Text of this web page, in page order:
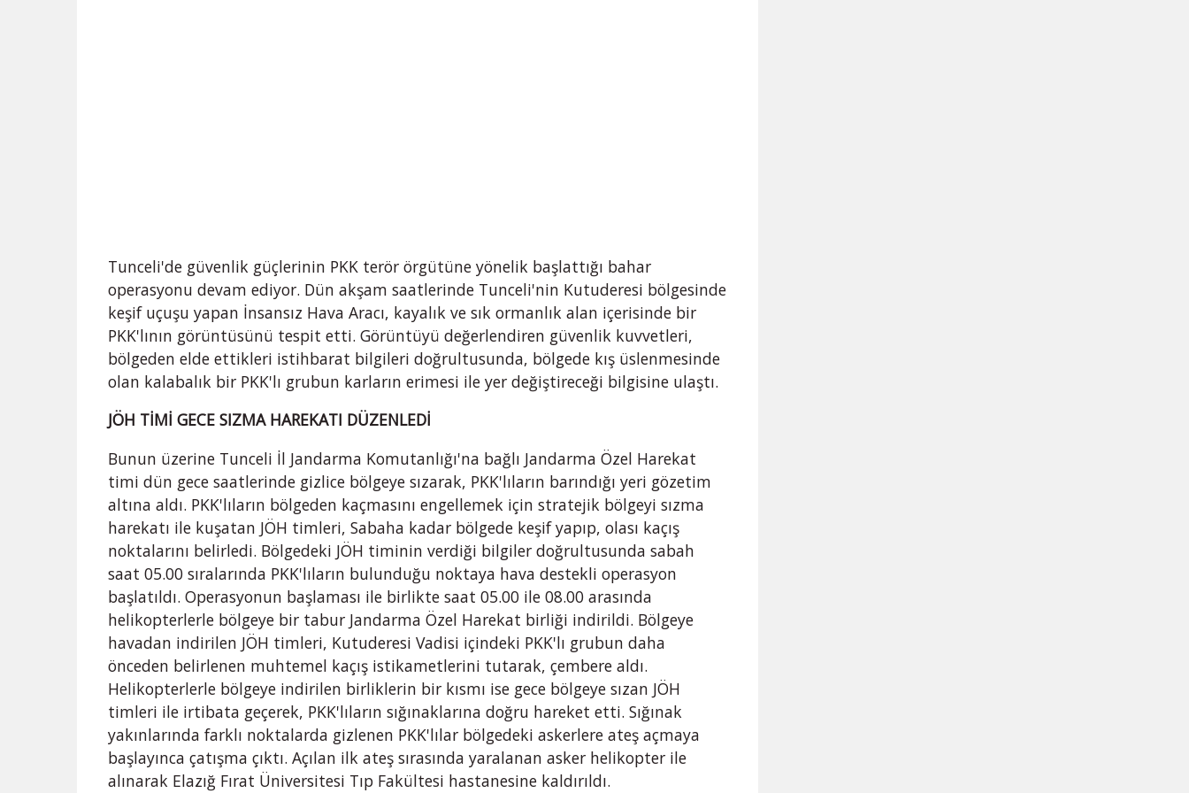
Tunceli'de güvenlik güçlerinin PKK terör örgütüne yönelik başlattığı bahar
operasyonu devam ediyor. Dün akşam saatlerinde Tunceli'nin Kutuderesi bölgesinde
keşif uçuşu yapan İnsansız Hava Aracı, kayalık ve sık ormanlık alan içerisinde bir
PKK'lının görüntüsünü tespit etti. Görüntüyü değerlendiren güvenlik kuvvetleri,
bölgeden elde ettikleri istihbarat bilgileri doğrultusunda, bölgede kış üslenmesinde
olan kalabalık bir PKK'lı grubun karların erimesi ile yer değiştireceği bilgisine ulaştı.
JÖH TİMİ GECE SIZMA HAREKATI DÜZENLEDİ
Bunun üzerine Tunceli İl Jandarma Komutanlığı'na bağlı Jandarma Özel Harekat
timi dün gece saatlerinde gizlice bölgeye sızarak, PKK'lıların barındığı yeri gözetim
altına aldı. PKK'lıların bölgeden kaçmasını engellemek için stratejik bölgeyi sızma
harekatı ile kuşatan JÖH timleri, Sabaha kadar bölgede keşif yapıp, olası kaçış
noktalarını belirledi. Bölgedeki JÖH timinin verdiği bilgiler doğrultusunda sabah
saat 05.00 sıralarında PKK'lıların bulunduğu noktaya hava destekli operasyon
başlatıldı. Operasyonun başlaması ile birlikte saat 05.00 ile 08.00 arasında
helikopterlerle bölgeye bir tabur Jandarma Özel Harekat birliği indirildi. Bölgeye
havadan indirilen JÖH timleri, Kutuderesi Vadisi içindeki PKK'lı grubun daha
önceden belirlenen muhtemel kaçış istikametlerini tutarak, çembere aldı.
Helikopterlerle bölgeye indirilen birliklerin bir kısmı ise gece bölgeye sızan JÖH
timleri ile irtibata geçerek, PKK'lıların sığınaklarına doğru hareket etti. Sığınak
yakınlarında farklı noktalarda gizlenen PKK'lılar bölgedeki askerlere ateş açmaya
başlayınca çatışma çıktı. Açılan ilk ateş sırasında yaralanan asker helikopter ile
alınarak Elazığ Fırat Üniversitesi Tıp Fakültesi hastanesine kaldırıldı.